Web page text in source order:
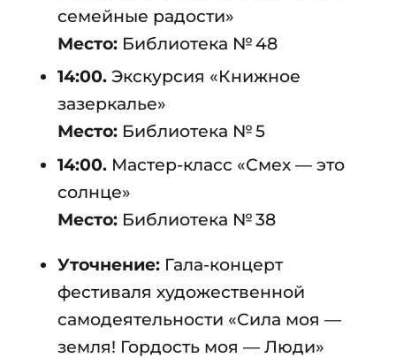
семейные радости»
Место:Библиотека № 48
14:00.Экскурсия «Книжное
зазеркалье»
Место:Библиотека № 5
14:00.Мастер-класс «Смех — это
солнце»
Место:Библиотека № 38
Уточнение:Гала-концерт
фестиваля художественной
самодеятельности «Сила моя —
земля! Гордость моя — Люди»